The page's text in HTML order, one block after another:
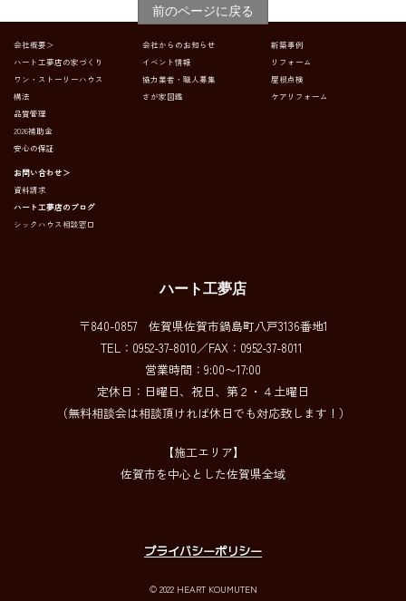
前のページに戻る
会社概要＞
ハート工夢店の家づくり
ワン・ストーリーハウス
構法
品質管理
2026補助金
安心の保証
会社からのお知らせ
イベント情報
協力業者・職人募集
さが家図鑑
新築事例
リフォーム
屋根点検
ケアリフォーム
お問い合わせ＞
資料請求
ハート工夢店のブログ
シックハウス相談窓口
ハート工夢店
〒840-0857 佐賀県佐賀市鍋島町八戸3136番地1
TEL：0952-37-8010／FAX：0952-37-8011
営業時間：9:00〜17:00
定休日：日曜日、祝日、第２・４土曜日
（無料相談会は相談頂ければ休日でも対応致します！）
【施工エリア】
佐賀市を中心とした佐賀県全域
プライバシーポリシー
© 2022 HEART KOUMUTEN